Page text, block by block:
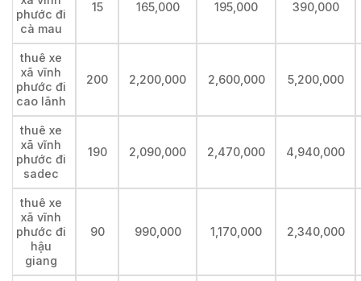
phước đi
cà mau
15 165,000 195,000 390,000
thuê xe
xã vĩnh
phước đi
cao lãnh
200 2,200,000 2,600,000 5,200,000
thuê xe
xã vĩnh
phước đi
sadec
190 2,090,000 2,470,000 4,940,000
thuê xe
xã vĩnh
phước đi
hậu
giang
90 990,000 1,170,000 2,340,000